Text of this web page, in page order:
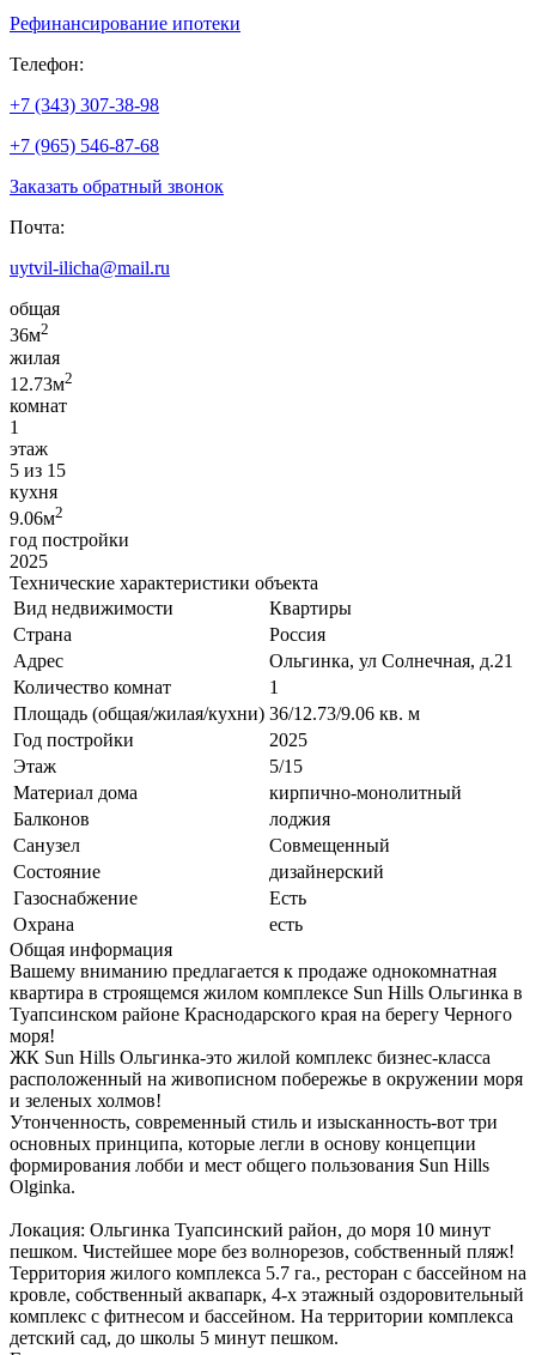
Рефинансирование ипотеки
Телефон:
+7 (343) 307-38-98
+7 (965) 546-87-68
Заказать обратный звонок
Почта:
uytvil-ilicha@mail.ru
общая
36м2
жилая
12.73м2
комнат
1
этаж
5 из 15
кухня
9.06м2
год постройки
2025
Технические характеристики объекта
Вид недвижимости
Квартиры
Страна
Россия
Адрес
Ольгинка, ул Солнечная, д.21
Количество комнат
1
Площадь (общая/жилая/кухни) 36/12.73/9.06 кв. м
Год постройки
2025
Этаж
5/15
Материал дома
кирпично-монолитный
Балконов
лоджия
Санузел
Совмещенный
Состояние
дизайнерский
Газоснабжение
Есть
Охрана
есть
Общая информация
Вашему вниманию предлагается к продаже однокомнатная
квартира в строящемся жилом комплексе Sun Hills Ольгинка в
Туапсинском районе Краснодарского края на берегу Черного
моря!
ЖК Sun Hills Ольгинка-это жилой комплекс бизнес-класса
расположенный на живописном побережье в окружении моря
и зеленых холмов!
Утонченность, современный стиль и изысканность-вот три
основных принципа, которые легли в основу концепции
формирования лобби и мест общего пользования Sun Hills
Olginka.
Локация: Ольгинка Туапсинский район, до моря 10 минут
пешком. Чистейшее море без волнорезов, собственный пляж!
Территория жилого комплекса 5.7 га., ресторан с бассейном на
кровле, собственный аквапарк, 4-х этажный оздоровительный
комплекс с фитнесом и бассейном. На территории комплекса
детский сад, до школы 5 минут пешком.